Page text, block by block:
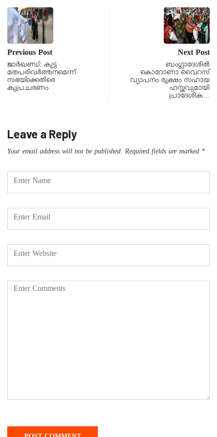
Previous Post
ജാർഖണ്ഡ്: കൂട്ട
മതപരിവർത്തനമെന്ന്
സഭയ്‌ക്കെതിരെ
കുപ്രചരണം
Next Post
ബംഗ്ലാദേശിൽ
കൊറോണാ വൈറസ്
വ്യാപനം രൂക്ഷം സഹായ
ഹസ്തവുമായി
പ്രാദേശിക…
Leave a Reply
Your email address will not be published. Required fields are marked *